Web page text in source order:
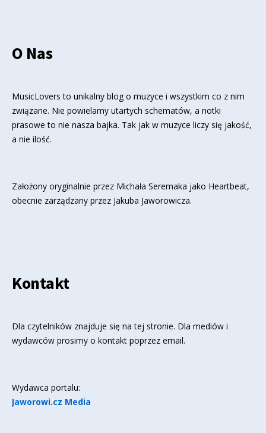
O Nas
MusicLovers to unikalny blog o muzyce i wszystkim co z nim
związane. Nie powielamy utartych schematów, a notki
prasowe to nie nasza bajka. Tak jak w muzyce liczy się jakość,
a nie ilość.
Założony oryginalnie przez Michała Seremaka jako Heartbeat,
obecnie zarządzany przez Jakuba Jaworowicza.
Kontakt
Dla czytelników znajduje się na tej stronie. Dla mediów i
wydawców prosimy o kontakt poprzez email.
Wydawca portalu:
Jaworowi.cz Media